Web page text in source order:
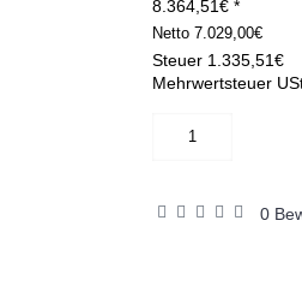
8.364,51€ *
Netto 7.029,00€
Steuer 1.335,51€
Mehrwertsteuer
0